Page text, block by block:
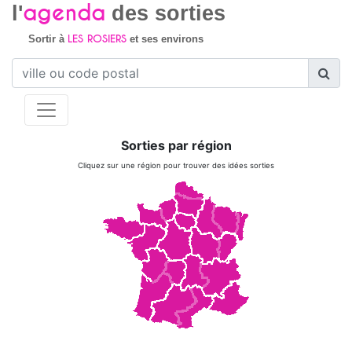
l'agenda des sorties
Sortir à LES ROSIERSet ses environs
Sorties par région
Cliquez sur une région pour trouver des idées sorties